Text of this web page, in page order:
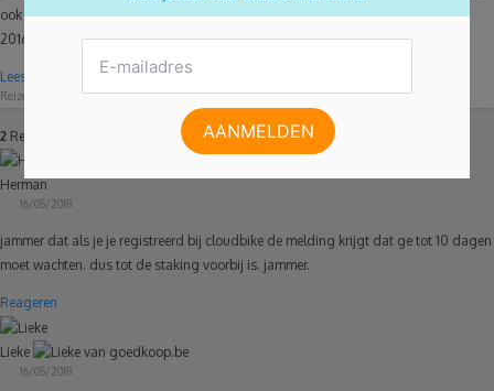
ook voor een dagje uit. Met de nieuwe trein IZY van Thalys reis je vanaf 3 april
2016al...
Lees meer
Reizen 01/04/2016 0
2 Reacties
Herman
16/05/2018
jammer dat als je je registreerd bij cloudbike de melding krijgt dat ge tot 10 dagen
moet wachten. dus tot de staking voorbij is. jammer.
Reageren
Lieke
16/05/2018